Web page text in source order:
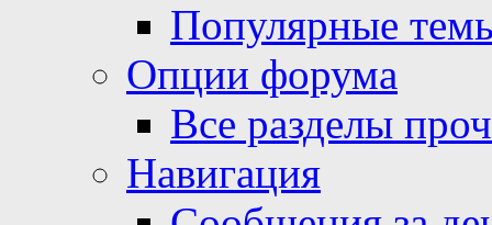
Популярные
Опции форума
Все разделы
Навигация